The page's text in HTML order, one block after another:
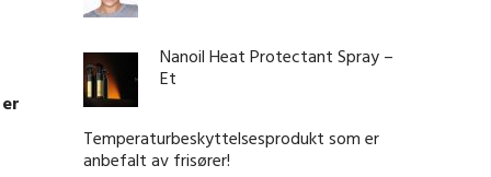
Nanoil Heat Protectant Spray –
Et
Temperaturbeskyttelsesprodukt som er
anbefalt av frisører!